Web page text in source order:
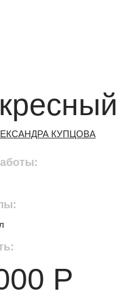
Р
КУПЦОВА